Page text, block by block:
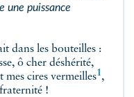
une puissance
dans les bouteilles :
ô cher déshérité,
mes cires vermeilles1,
!